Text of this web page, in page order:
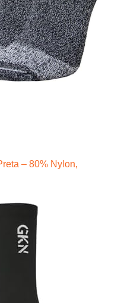
– 80% Nylon,